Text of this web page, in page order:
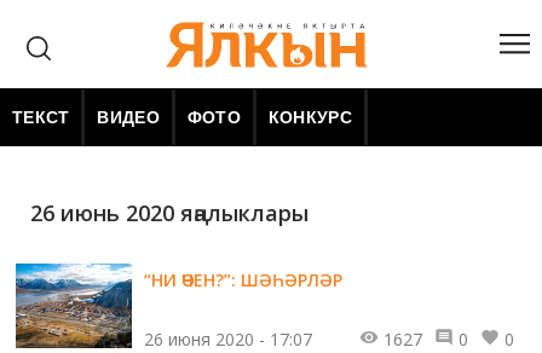
ТЕКСТ ВИДЕО ФОТО КОНКУРС
26 июнь 2020 яңалыклары
“НИ ӨЧЕН?”: ШӘҺӘРЛӘР
26 июня 2020 - 17:07 1627 0 0